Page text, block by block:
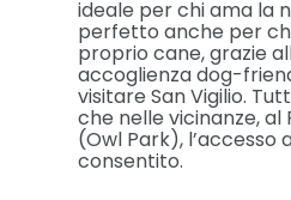
ideale per chi ama la
perfetto anche per
proprio cane, grazie
accoglienza dog-
visitare San Vigilio.
che nelle vicinanze, al
(Owl Park), l’accesso
consentito.